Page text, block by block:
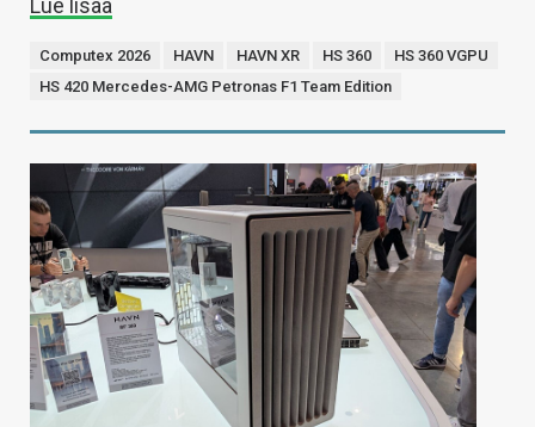
Lue lisää
Computex 2026 HAVN HAVN XR HS 360
HS 360 VGPU
HS 420 Mercedes-AMG Petronas F1 Team Edition